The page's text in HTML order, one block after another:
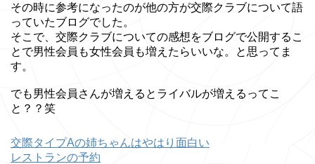
その時に参考になったのが他の方が交際クラブについて語
っていたブログでした。
そこで、交際クラブについての感想をブログで公開するこ
とで男性会員も女性会員も増えたらいいな。と思ってま
す。
でも男性会員さんが増えるとライバルが増えるってこ
と？？笑
交際タイプAの姉ちゃんはやはり面白い
レストランの予約